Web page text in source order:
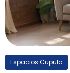
Espacios Cupula